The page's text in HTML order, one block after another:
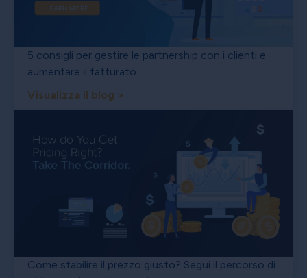
5 consigli per gestire le partnership con i clienti e
aumentare il fatturato
Visualizza il blog >
Come stabilire il prezzo giusto? Segui il percorso di